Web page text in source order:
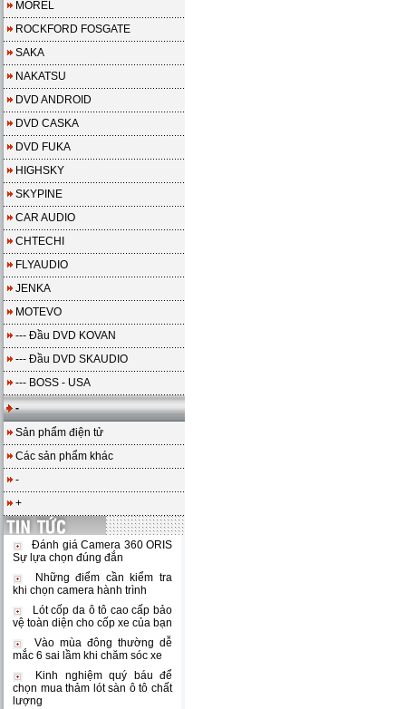
MOREL
ROCKFORD FOSGATE
SAKA
NAKATSU
DVD ANDROID
DVD CASKA
DVD FUKA
HIGHSKY
SKYPINE
CAR AUDIO
CHTECHI
FLYAUDIO
JENKA
MOTEVO
--- Đầu DVD KOVAN
--- Đầu DVD SKAUDIO
--- BOSS - USA
-
Sản phẩm điện tử
Các sản phẩm khác
-
+
Đánh giá Camera 360 ORIS
Sự lựa chọn đúng đắn
Những điểm cần kiểm tra
khi chọn camera hành trình
Lót cốp da ô tô cao cấp bảo
vệ toàn diện cho cốp xe của bạn
Vào mùa đông thường dễ
mắc 6 sai lầm khi chăm sóc xe
Kinh nghiệm quý báu để
chọn mua thảm lót sàn ô tô chất
lượng